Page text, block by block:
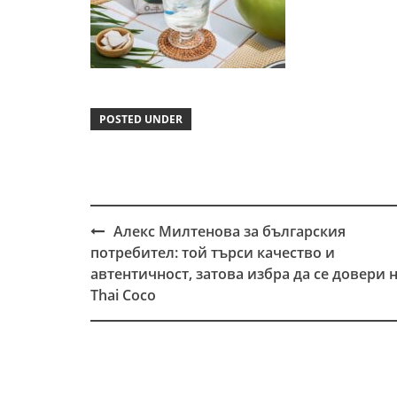
POSTED UNDER
Post
navigation
Алекс Милтенова за българския
потребител: той търси качество и
автентичност, затова избра да се довери
Thai Coco